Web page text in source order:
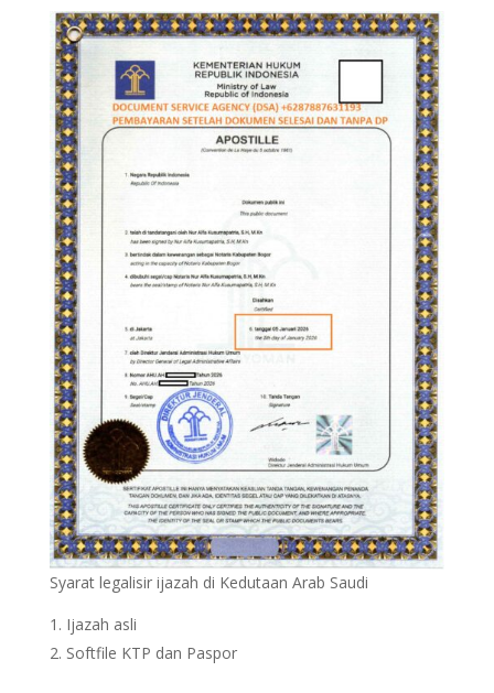
Syarat legalisir ijazah di Kedutaan Arab Saudi
Ijazah asli
Softfile KTP dan Paspor